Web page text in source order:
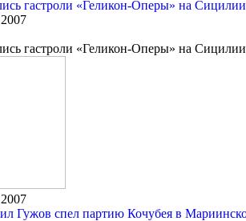
гастроли «Геликон-Оперы» на Сицилии
гастроли «Геликон-Оперы» на Сицилии
Гужов спел партию Кочубея в